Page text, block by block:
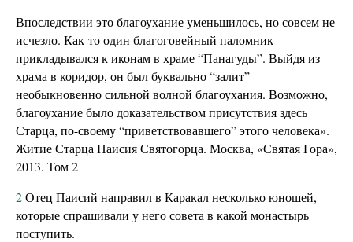
Впоследствии это благоухание уменьшилось, но совсем не
исчезло. Как-то один благоговейный паломник
прикладывался к иконам в храме “Панагуды”. Выйдя из
храма в коридор, он был буквально “залит”
необыкновенно сильной волной благоухания. Возможно,
благоухание было доказательством присутствия здесь
Старца, по-своему “приветствовавшего” этого человека».
Житие Старца Паисия Святогорца. Москва, «Святая Гора»,
2013. Том 2
2Отец Паисий направил в Каракал несколько юношей,
которые спрашивали у него совета в какой монастырь
поступить.